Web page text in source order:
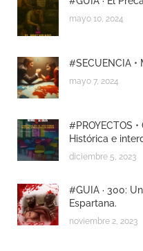
mayo 10, 2024
#SECUENCIA •
mayo 7, 2024
#PROYECTOS
Histórica e
diciembre 5, 2023
#GUIA · 300:
Espartana.
noviembre 2, 2023